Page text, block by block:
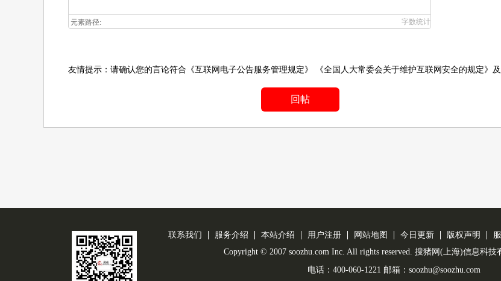
元素路径: 字数统计
友情提示：请确认您的言论符合 《互联网电子公告服务管理规定》 《全国人大常委会关于维护互联网安全的规定》 及
回帖
联系我们 服务介绍 本站介绍 用户注册 网站地图 今日更新 版权声明
Copyright © 2007 soozhu.com Inc. All rights reserved. 搜猪网(上海)信息科
电话：400-060-1221 邮箱：soozhu@soozhu.com